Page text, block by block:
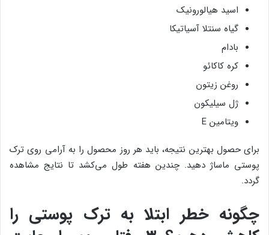
اسید هیالورونیک
گیاه سنتلا آسیاتیکا
بادام
کره کاکائو
روغن زیتون
ژل سیلیکون
ویتامین E
برای حصول بهترین نتیجه، باید هر روز محصول را به آرامی‌ روی ترک
پوستی ماساژ دهید. چندین هفته طول می‌کشد تا نتایج مشاهده
گردد.
چگونه خطر ابتلا به ‌ترک‌ پوستی را